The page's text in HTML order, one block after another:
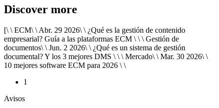
Discover more
[\ \ ECM\ \ Abr. 29 2026\ \ ¿Qué es la gestión de contenido
empresarial? Guía a las plataformas ECM \ \ \ Gestión de
documentos\ \ Jun. 2 2026\ \ ¿Qué es un sistema de gestión
documental? Y los 3 mejores DMS \ \ \ Mercado\ \ Mar. 30 2026\ \
10 mejores software ECM para 2026 \ \
1
Avisos